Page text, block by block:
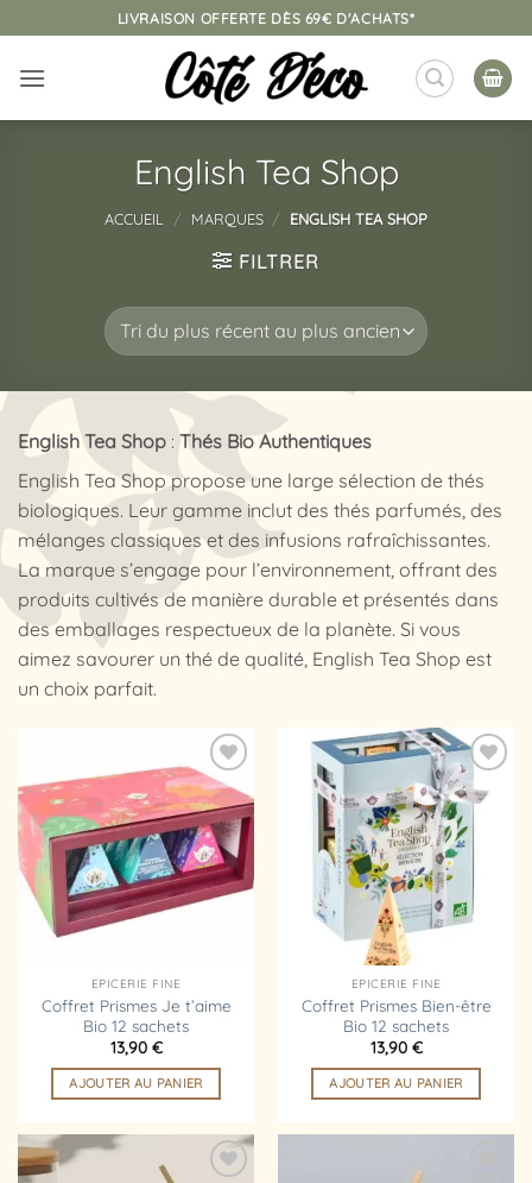
au
contenu
LIVRAISON OFFERTE DÈS 69€ D'ACHATS*
English Tea Shop
ACCUEIL / MARQUES / ENGLISH TEA SHOP
FILTRER
English Tea Shop : Thés Bio Authentiques
English Tea Shop propose une large sélection de thés
biologiques. Leur gamme inclut des thés parfumés, des
mélanges classiques et des infusions rafraîchissantes.
La marque s’engage pour l’environnement, offrant des
produits cultivés de manière durable et présentés dans
des emballages respectueux de la planète. Si vous
aimez savourer un thé de qualité, English Tea Shop est
un choix parfait.
Ajouter
à la
liste
d’envies
EPICERIE FINE
Coffret Prismes Je t’aime
Bio 12 sachets
13,90 €
AJOUTER AU PANIER
Ajouter
à la
d’envies
EPICERIE FINE
Coffret Prismes Bien-être
Bio 12 sachets
13,90 €
AJOUTER AU PANIER